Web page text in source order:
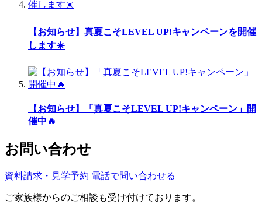
【お知らせ】真夏こそLEVEL UP!キャンペーンを開催
します☀️
【お知らせ】「真夏こそLEVEL UP!キャンペーン」開
催中🔥
お問い合わせ
資料請求・見学予約 電話で問い合わせる
ご家族様からのご相談も受け付けております。